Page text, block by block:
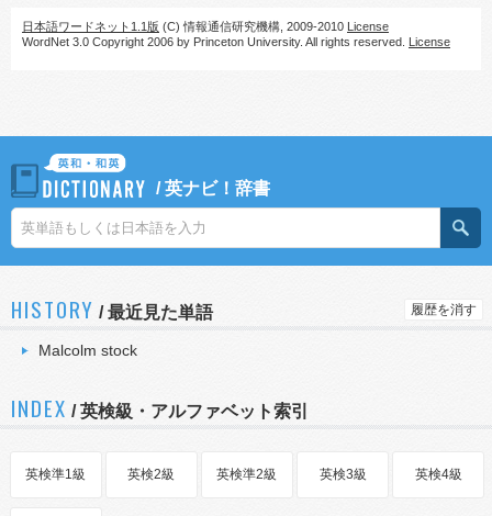
日本語ワードネット1.1版 (C) 情報通信研究機構, 2009-2010 License
WordNet 3.0 Copyright 2006 by Princeton University. All rights reserved. License
/英ナビ！辞書
HISTORY /最近見た単語 履歴を消す
Malcolm stock
INDEX / 英検級・アルファベット索引
英検準1級 英検2級 英検準2級 英検3級 英検4級